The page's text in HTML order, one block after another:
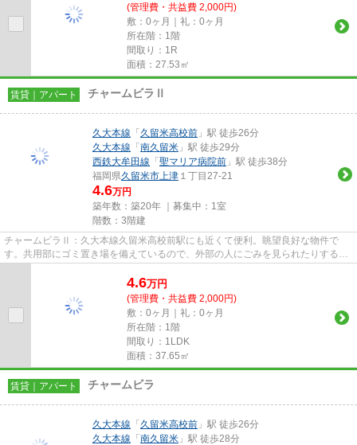
(管理費・共益費 2,000円)
敷：0ヶ月｜礼：0ヶ月
所在階：1階
間取り：1R
面積：27.53㎡
賃貸｜アパート チャームビラⅡ
久大本線 「久留米高校前 」駅 徒歩26分
久大本線 「南久留米 」駅 徒歩29分
西鉄大牟田線 「聖マリア病院前 」駅 徒歩38分
福岡県久留米市 上津 １丁目27-21
4.6万円
築年数：築20年 ｜募集中： 1室
階数：3階建
チャームビラⅡ：久大本線久留米高校前駅にも近くて便利。眺望良好な物件で
す。共用部にゴミ置き場を備えているので、外部の人にごみを見られたりするリ
スクを減らせます。こちらの物件...
4.6万円
(管理費・共益費 2,000円)
敷：0ヶ月｜礼：0ヶ月
所在階：1階
間取り：1LDK
面積：37.65㎡
賃貸｜アパート チャームビラ
久大本線 「久留米高校前 」駅 徒歩26分
久大本線 「南久留米 」駅 徒歩28分